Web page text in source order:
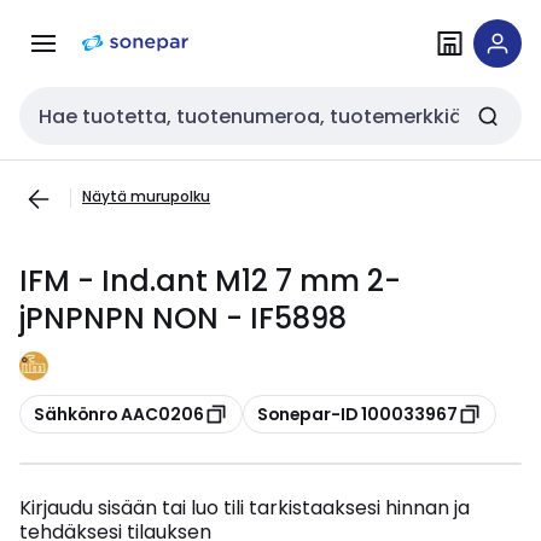
navigointiinsisältöön
Haku
Näytä murupolku
IFM - Ind.ant M12 7 mm 2-
jPNPNPN NON - IF5898
Kopioi
Sähkönro AAC0206 Kopioi
Sonepar-ID 100033967
Kirjaudu sisään tai luo tili tarkistaaksesi hinnan ja
tehdäksesi tilauksen